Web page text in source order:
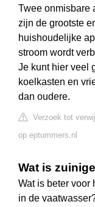
Twee onmisbare
zijn de grootste
huishoudelijke
stroom wordt
Je kunt hier veel
koelkasten en
dan oudere.
Verzoek tot
op eptummers.nl
Wat is
Wat is beter voor
in de